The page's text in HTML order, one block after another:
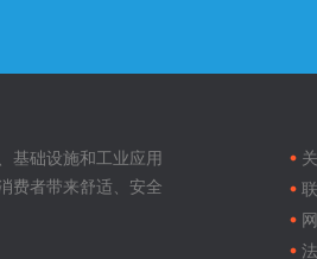
基础设施和工业应用
费者带来舒适、安全